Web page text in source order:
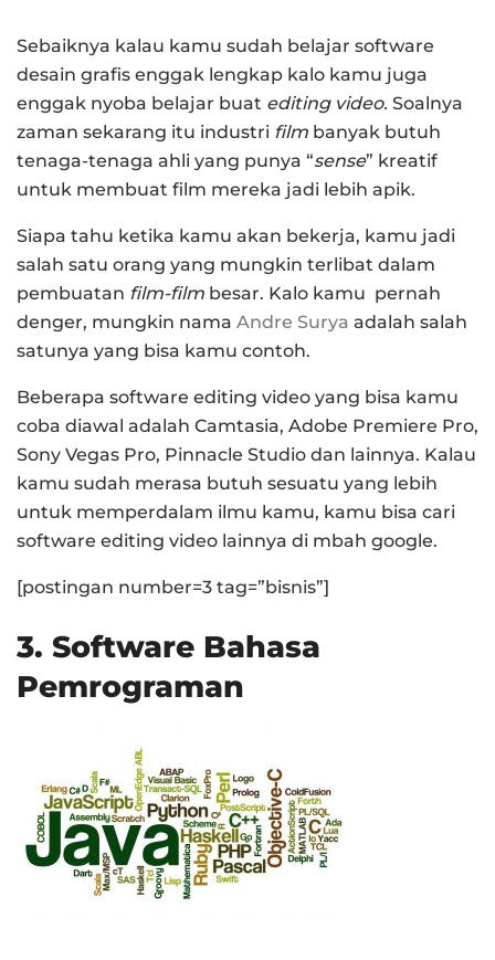
Sebaiknya kalau kamu sudah belajar software
desain grafis enggak lengkap kalo kamu juga
enggak nyoba belajar buat editing video. Soalnya
zaman sekarang itu industri film banyak butuh
tenaga-tenaga ahli yang punya “sense” kreatif
untuk membuat film mereka jadi lebih apik.
Siapa tahu ketika kamu akan bekerja, kamu jadi
salah satu orang yang mungkin terlibat dalam
pembuatan film-film besar. Kalo kamu pernah
denger, mungkin nama Andre Surya adalah salah
satunya yang bisa kamu contoh.
Beberapa software editing video yang bisa kamu
coba diawal adalah Camtasia, Adobe Premiere Pro,
Sony Vegas Pro, Pinnacle Studio dan lainnya. Kalau
kamu sudah merasa butuh sesuatu yang lebih
untuk memperdalam ilmu kamu, kamu bisa cari
software editing video lainnya di mbah google.
[postingan number=3 tag=”bisnis”]
3. Software Bahasa
Pemrograman